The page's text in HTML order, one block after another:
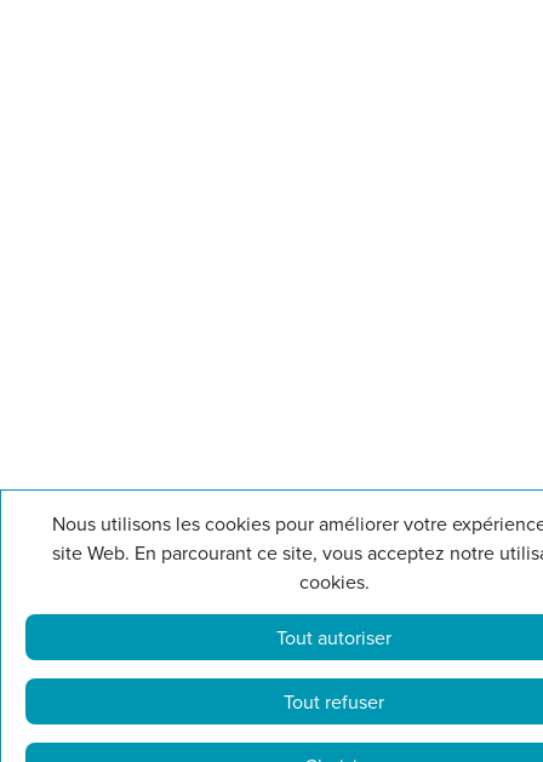
Nous utilisons les cookies pour améliorer votre
site Web. En parcourant ce site, vous acceptez notre
cookies.
Tout autoriser
Tout refuser